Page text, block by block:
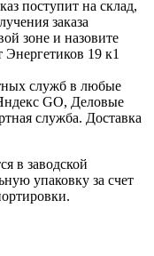
поступит на склад,
заказа
зоне и назовите
19 к1
служб в любые
GO, Деловые
служба. Доставка
в заводской
упаковку за счет